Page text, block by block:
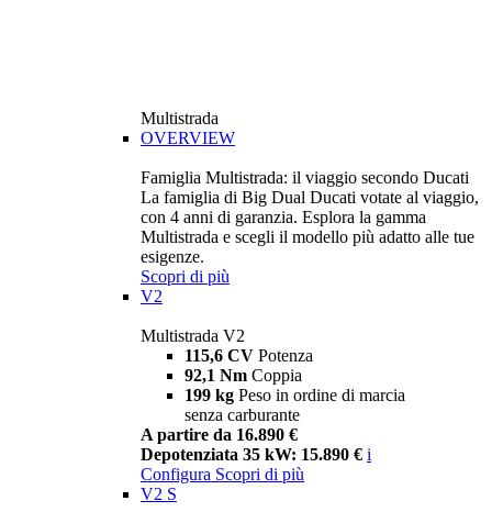
Multistrada
OVERVIEW
Famiglia Multistrada: il viaggio secondo Ducati
La famiglia di Big Dual Ducati votate al viaggio,
con 4 anni di garanzia. Esplora la gamma
Multistrada e scegli il modello più adatto alle tue
esigenze.
Scopri di più
V2
Multistrada V2
115,6 CV Potenza
92,1 Nm Coppia
199 kg Peso in ordine di marcia
senza carburante
A partire da 16.890 €
Depotenziata 35 kW: 15.890 € i
Configura Scopri di più
V2 S